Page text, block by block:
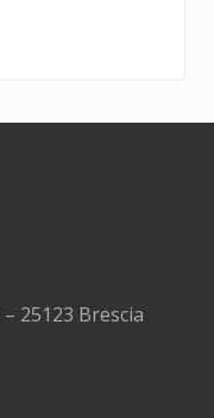
25123 Brescia